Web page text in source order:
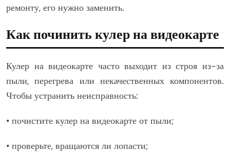
ремонту, его нужно заменить.
Как починить кулер на видеокарте
Кулер на видеокарте часто выходит из строя из-за
пыли, перегрева или некачественных компонентов.
Чтобы устранить неисправность:
• почистите кулер на видеокарте от пыли;
• проверьте, вращаются ли лопасти;